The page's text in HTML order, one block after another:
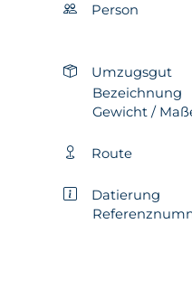
Person
Umzugsgut
Bezeichnung
Gewicht /
Route
Datierung